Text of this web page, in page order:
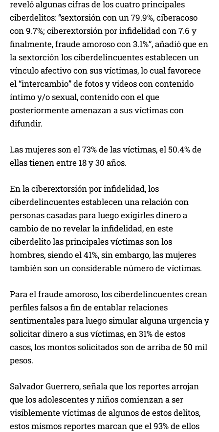
reveló algunas cifras de los cuatro principales
ciberdelitos: “sextorsión con un 79.9%, ciberacoso
con 9.7%; ciberextorsión por infidelidad con 7.6 y
finalmente, fraude amoroso con 3.1%”, añadió que en
la sextorción los ciberdelincuentes establecen un
vínculo afectivo con sus víctimas, lo cual favorece
el “intercambio” de fotos y videos con contenido
íntimo y/o sexual, contenido con el que
posteriormente amenazan a sus víctimas con
difundir.
Las mujeres son el 73% de las víctimas, el 50.4% de
ellas tienen entre 18 y 30 años.
En la ciberextorsión por infidelidad, los
ciberdelincuentes establecen una relación con
personas casadas para luego exigirles dinero a
cambio de no revelar la infidelidad, en este
ciberdelito las principales víctimas son los
hombres, siendo el 41%, sin embargo, las mujeres
también son un considerable número de víctimas.
Para el fraude amoroso, los ciberdelincuentes crean
perfiles falsos a fin de entablar relaciones
sentimentales para luego simular alguna urgencia y
solicitar dinero a sus víctimas, en 31% de estos
casos, los montos solicitados son de arriba de 50 mil
pesos.
Salvador Guerrero, señala que los reportes arrojan
que los adolescentes y niños comienzan a ser
visiblemente víctimas de algunos de estos delitos,
estos mismos reportes marcan que el 93% de ellos